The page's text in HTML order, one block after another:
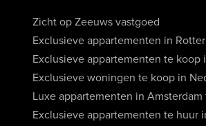
Zicht op Zeeuws vastgoed
Exclusieve appartementen in
Exclusieve appartementen te koop
Exclusieve woningen te koop in
Luxe appartementen in
Exclusieve appartementen te huur